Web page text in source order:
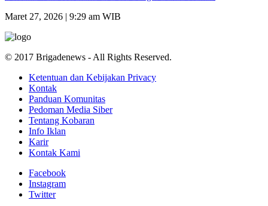
Maret 27, 2026 | 9:29 am WIB
© 2017 Brigadenews - All Rights Reserved.
Ketentuan dan Kebijakan Privacy
Kontak
Panduan Komunitas
Pedoman Media Siber
Tentang Kobaran
Info Iklan
Karir
Kontak Kami
Facebook
Instagram
Twitter